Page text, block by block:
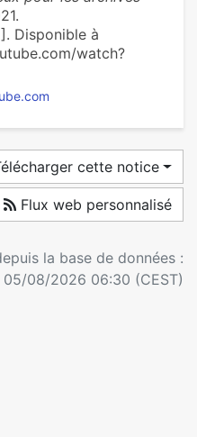
Disponible à
watch?
cette notice
Flux web personnalisé
la base de données :
05/08/2026 06:30 (CEST)